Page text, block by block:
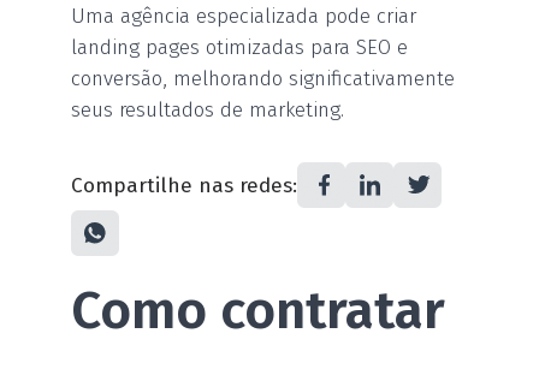
Uma agência especializada pode criar
landing pages otimizadas para SEO e
conversão, melhorando significativamente
seus resultados de marketing.
Compartilhe nas redes:
Como contratar